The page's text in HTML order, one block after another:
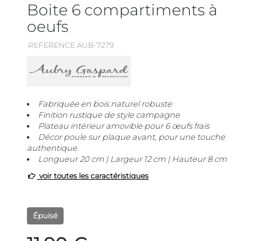
Boite 6 compartiments à
oeufs
REFERENCE AUB-7279
Fabriquée en bois naturel robuste
Finition rustique de style campagne
Plateau intérieur amovible pour 6 œufs frais
Décor poule sur plaque avant, pour une touche
authentique
Longueur 20 cm | Largeur 12 cm | Hauteur 8 cm
voir toutes les caractéristiques
Épuisé